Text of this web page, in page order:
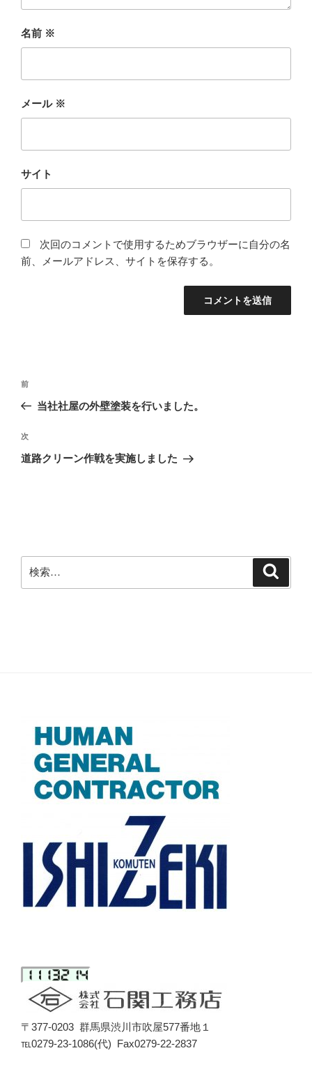
名前 ※
メール ※
サイト
次回のコメントで使用するためブラウザーに自分の名
前、メールアドレス、サイトを保存する。
投
ビ
ゲ
前
の
稿
前
当社社屋の外壁塗装を行いました。
次
の
次
道路クリーン作戦を実施しました
索:
〒377-0203 群馬県渋川市吹屋577番地１
℡0279-23-1086(代) Fax0279-22-2837